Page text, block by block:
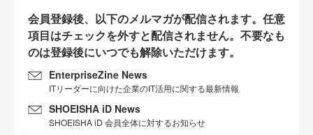
会員登録後、以下のメルマガが配信されます。任意
項目はチェックを外すと配信されません。不要なも
のは登録後にいつでも解除いただけます。
EnterpriseZine News
ITリーダーに向けた企業のIT活用に関する最新情報
SHOEISHA iD News
SHOEISHA iD 会員全体に対するお知らせ